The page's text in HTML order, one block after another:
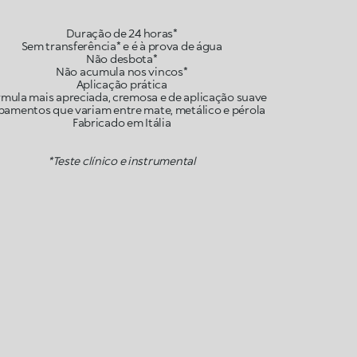
Duração de 24 horas*
Sem transferência* e é à prova de água
Não desbota*
Não acumula nos vincos*
Aplicação prática
mais apreciada, cremosa e de aplicação suave
que variam entre mate, metálico e pérola
Fabricado em Itália
*Teste clínico e instrumental